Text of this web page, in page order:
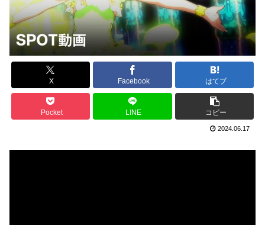
X Facebook はてブ
Pocket LINE コピー
2024.06.17